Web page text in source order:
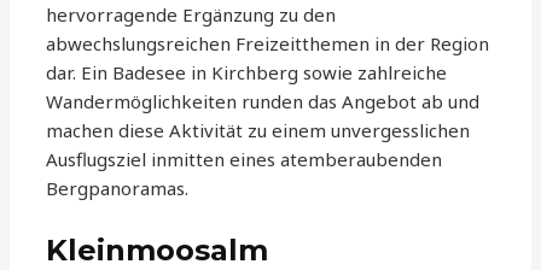
hervorragende Ergänzung zu den
abwechslungsreichen Freizeitthemen in der Region
dar. Ein Badesee in Kirchberg sowie zahlreiche
Wandermöglichkeiten runden das Angebot ab und
machen diese Aktivität zu einem unvergesslichen
Ausflugsziel inmitten eines atemberaubenden
Bergpanoramas.
Kleinmoosalm